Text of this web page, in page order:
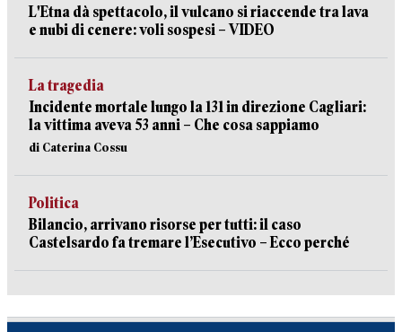
L'Etna dà spettacolo, il vulcano si riaccende tra lava
e nubi di cenere: voli sospesi – VIDEO
La tragedia
Incidente mortale lungo la 131 in direzione Cagliari:
la vittima aveva 53 anni – Che cosa sappiamo
di Caterina Cossu
Politica
Bilancio, arrivano risorse per tutti: il caso
Castelsardo fa tremare l’Esecutivo – Ecco perché